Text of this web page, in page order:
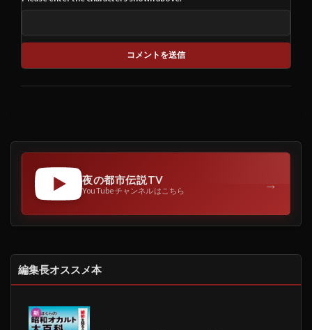
夜の都市伝説TV
YouTubeチャンネルはこちら →
編集長オススメ本